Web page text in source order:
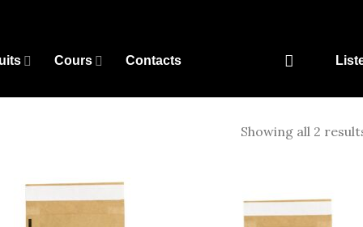
Cours Contacts
Showing all 2